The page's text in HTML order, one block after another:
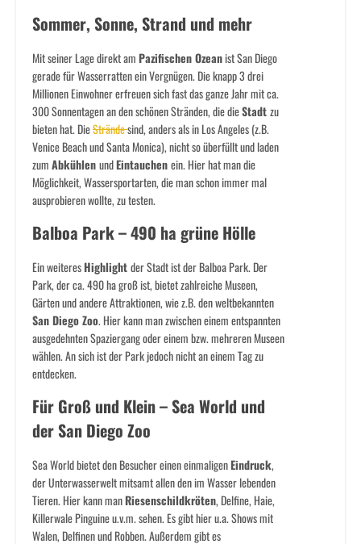
Sommer, Sonne, Strand und mehr
Mit seiner Lage direkt amPazifischen Ozeanist San Diego
gerade für Wasserratten ein Vergnügen. Die knapp 3 drei
Millionen Einwohner erfreuen sich fast das ganze Jahr mit ca.
300 Sonnentagen an den schönen Stränden, die dieStadtzu
bieten hat. DieSträndesind, anders als in Los Angeles (z.B.
Venice Beach und Santa Monica), nicht so überfüllt und laden
zumAbkühlenundEintauchenein. Hier hat man die
Möglichkeit, Wassersportarten, die man schon immer mal
ausprobieren wollte, zu testen.
Balboa Park – 490 ha grüne Hölle
Ein weiteresHighlightder Stadt ist der Balboa Park. Der
Park, der ca. 490 ha groß ist, bietet zahlreiche Museen,
Gärten und andere Attraktionen, wie z.B. den weltbekannten
San Diego Zoo. Hier kann man zwischen einem entspannten
ausgedehnten Spaziergang oder einem bzw. mehreren Museen
wählen. An sich ist der Park jedoch nicht an einem Tag zu
entdecken.
Für Groß und Klein – Sea World und
der San Diego Zoo
Sea World bietet den Besucher einen einmaligenEindruck,
der Unterwasserwelt mitsamt allen den im Wasser lebenden
Tieren. Hier kann manRiesenschildkröten, Delfine, Haie,
Killerwale Pinguine u.v.m. sehen. Es gibt hier u.a. Shows mit
Walen, Delfinen und Robben. Außerdem gibt es